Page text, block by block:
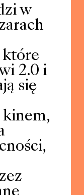
w
które
2.0 i
się